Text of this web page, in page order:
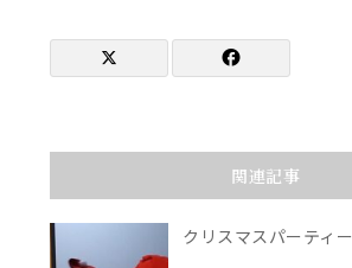
関連記事
クリスマスパーティー